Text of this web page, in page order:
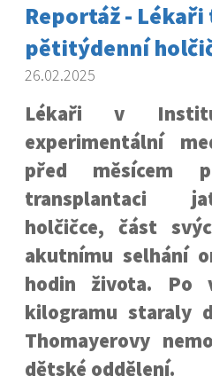
Reportáž -
pětitýdenní
26.02.2025
Lékaři v
experimentální
před měsícem
transplantaci
holčičce, část
akutnímu selhání
hodin života. Po
kilogramu staraly
Thomayerovy
dětské oddělení.